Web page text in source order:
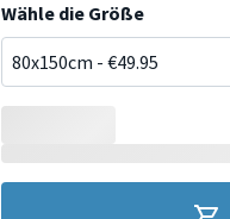
Wähle die Größe